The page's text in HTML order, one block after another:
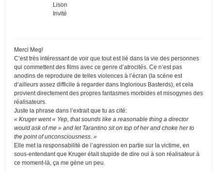
Lison
Invité
Merci Meg!
C’est très intéressant de voir que tout est lié dans la vie des personnes
qui commettent des films avec ce genre d’atrocités. Ce n’est pas
anodins de reproduire de telles violences à l’écran (la scène est
d’ailleurs assez difficile à regarder dans Inglorious Basterds), et cela
provient directement des propres fantasmes morbides et misogynes des
réalisateurs.
Juste la phrase dans l’extrait que tu as cité:
« Kruger went « Yep, that sounds like a reasonable thing a director
would ask of me » and let Tarantino sit on top of her and choke her to
the point of unconsciousness. »
Elle met la responsabilité de l’agression en partie sur la victime, en
sous-entendant que Kruger était stupide de dire oui à son réalisateur à
ce moment-là, ça me gène un peu.